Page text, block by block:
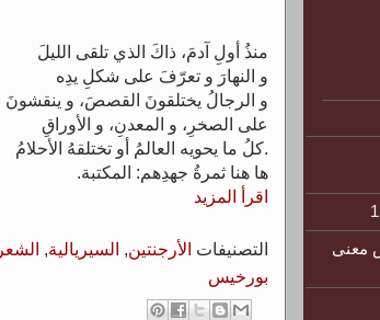
منذُ أولِ آدمَ، ذاكَ الذي تلقى الليلَ
و النهارَ و تعرّفَ على شكلِ يدِه
و الرجالُ يختلقونَ القصصَ، و ينقشونَ
على الصخرِ، و المعدنِ، و الأوراقِ
كلُ ما يحويه العالمُ أو تختلقهُ الأحلامُ.
ها هنا ثمرةُ جهدِهم: المكتبة.
اقرأ المزيد
التصنيفات الأرجنتين, السيريالية, الشعر
بورخيس
معنى